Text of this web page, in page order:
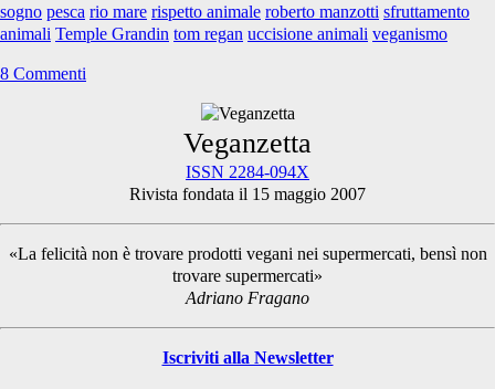
sogno pesca rio mare rispetto animale roberto manzotti sfruttamento
animali Temple Grandin tom regan uccisione animali veganismo
8 Commenti
Sidebar
Veganzetta
ISSN 2284-094X
Rivista fondata il 15 maggio 2007
«La felicità non è trovare prodotti vegani nei supermercati, bensì non
trovare supermercati»
Adriano Fragano
Iscriviti alla Newsletter